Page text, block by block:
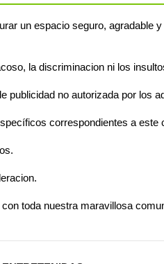
un espacio seguro, agradable
la discriminacion ni los
publicidad no autorizada por los
correspondientes a este
toda nuestra maravillosa